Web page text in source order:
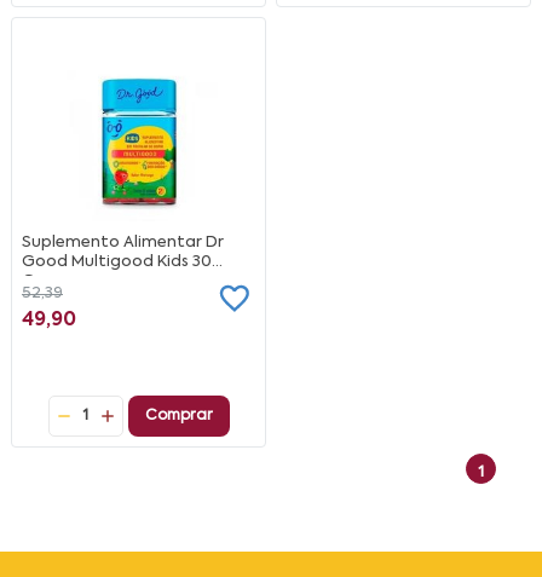
Suplemento Alimentar Dr
Good Multigood Kids 30
Gomas
52,39
49,90
1 Comprar
1